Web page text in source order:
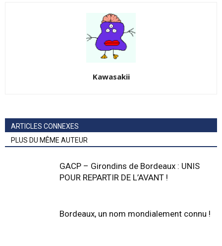
Kawasakii
ARTICLES CONNEXES
PLUS DU MÊME AUTEUR
GACP – Girondins de Bordeaux : UNIS
POUR REPARTIR DE L’AVANT !
Bordeaux, un nom mondialement connu !